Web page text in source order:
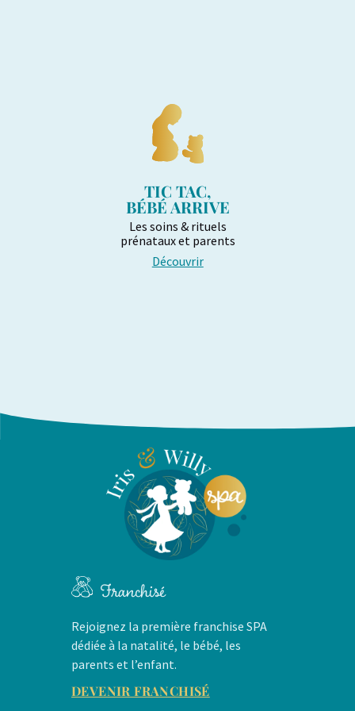
TIC TAC,
BÉBÉ ARRIVE
Les soins & rituels
prénataux et parents
Découvrir
Franchisé
Rejoignez la première franchise SPA
dédiée à la natalité, le bébé, les
parents et l’enfant.
DEVENIR FRANCHISÉ